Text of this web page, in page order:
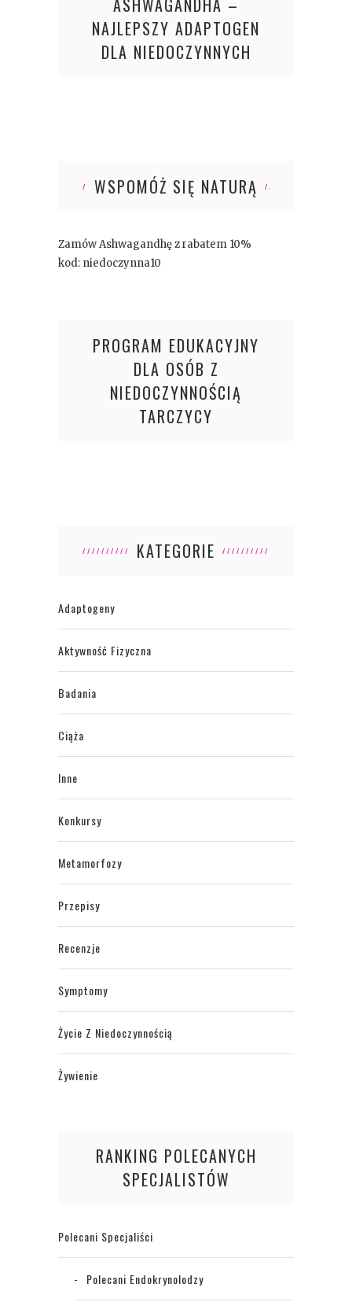
ASHWAGANDHA –
NAJLEPSZY ADAPTOGEN
DLA NIEDOCZYNNYCH
WSPOMÓŻ SIĘ NATURĄ
Zamów Ashwagandhę z rabatem 10%
kod: niedoczynna10
PROGRAM EDUKACYJNY
DLA OSÓB Z
NIEDOCZYNNOŚCIĄ
TARCZYCY
KATEGORIE
Adaptogeny
Aktywność Fizyczna
Badania
Ciąża
Inne
Konkursy
Metamorfozy
Przepisy
Recenzje
Symptomy
Życie Z Niedoczynnością
Żywienie
RANKING POLECANYCH
SPECJALISTÓW
Polecani Specjaliści
Polecani Endokrynolodzy